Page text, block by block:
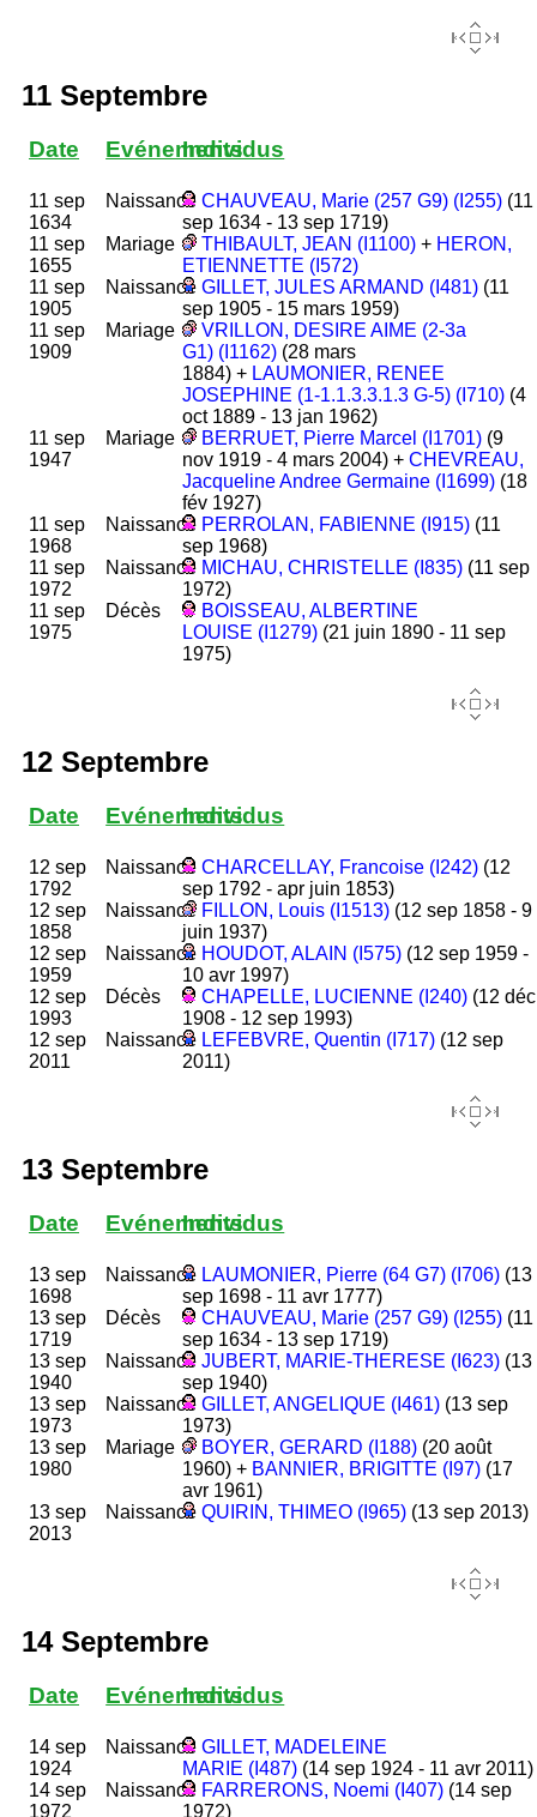
11 Septembre
Date Evénements
Individus
11 sep
1634
Naissance CHAUVEAU, Marie (257 G9) (I255) (11
sep 1634 - 13 sep 1719)
11 sep
1655
Mariage THIBAULT, JEAN (I1100) + HERON,
ETIENNETTE (I572)
11 sep
1905
Naissance GILLET, JULES ARMAND (I481) (11
sep 1905 - 15 mars 1959)
11 sep
1909
Mariage
VRILLON, DESIRE AIME (2-3a
G1) (I1162) (28 mars
1884) + LAUMONIER, RENEE
JOSEPHINE (1-1.1.3.3.1.3 G-5) (I710) (4
oct 1889 - 13 jan 1962)
11 sep
1947
Mariage BERRUET, Pierre Marcel (I1701) (9
nov 1919 - 4 mars 2004) +CHEVREAU,
Jacqueline Andree Germaine (I1699) (18
fév 1927)
11 sep
1968
Naissance PERROLAN, FABIENNE (I915) (11
sep 1968)
11 sep
1972
Naissance MICHAU, CHRISTELLE (I835) (11 sep
1972)
11 sep
1975
Décès
BOISSEAU, ALBERTINE
LOUISE (I1279) (21 juin 1890 - 11 sep
1975)
12 Septembre
Date Evénements
Individus
12 sep
1792
Naissance CHARCELLAY, Francoise (I242) (12
sep 1792 - apr juin 1853)
12 sep
1858
Naissance FILLON, Louis (I1513) (12 sep 1858 - 9
juin 1937)
12 sep
1959
Naissance HOUDOT, ALAIN (I575) (12 sep 1959 -
10 avr 1997)
12 sep
1993
Décès CHAPELLE, LUCIENNE (I240) (12 déc
1908 - 12 sep 1993)
12 sep
2011
Naissance LEFEBVRE, Quentin (I717) (12 sep
2011)
13 Septembre
Date Evénements
Individus
13 sep
1698
Naissance LAUMONIER, Pierre (64 G7) (I706) (13
sep 1698 - 11 avr 1777)
13 sep
1719
Décès CHAUVEAU, Marie (257 G9) (I255) (11
sep 1634 - 13 sep 1719)
13 sep
1940
Naissance JUBERT, MARIE-THERESE (I623) (13
sep 1940)
13 sep
1973
Naissance GILLET, ANGELIQUE (I461) (13 sep
1973)
13 sep
1980
Mariage BOYER, GERARD (I188) (20 août
1960) + BANNIER, BRIGITTE (I97) (17
avr 1961)
13 sep
2013
Naissance QUIRIN, THIMEO (I965) (13 sep 2013)
14 Septembre
Date Evénements
Individus
14 sep
1924
Naissance GILLET, MADELEINE
MARIE (I487) (14 sep 1924 - 11 avr 2011)
14 sep
1972
Naissance FARRERONS, Noemi (I407) (14 sep
1972)